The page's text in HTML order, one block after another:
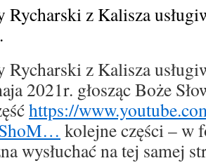
Rycharski z Kalisza
Rycharski z Kalisza
2021r. głosząc Boże
https://
kolejne części – w
wysłuchać na tej samej